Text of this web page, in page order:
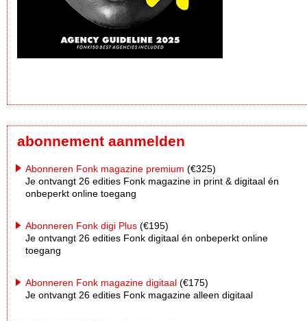
abonnement aanmelden
Abonneren Fonk magazine premium (€325)
Je ontvangt 26 edities Fonk magazine in print & digitaal én
onbeperkt online toegang
Abonneren Fonk digi Plus (€195)
Je ontvangt 26 edities Fonk digitaal én onbeperkt online
toegang
Abonneren Fonk magazine digitaal (€175)
Je ontvangt 26 edities Fonk magazine alleen digitaal